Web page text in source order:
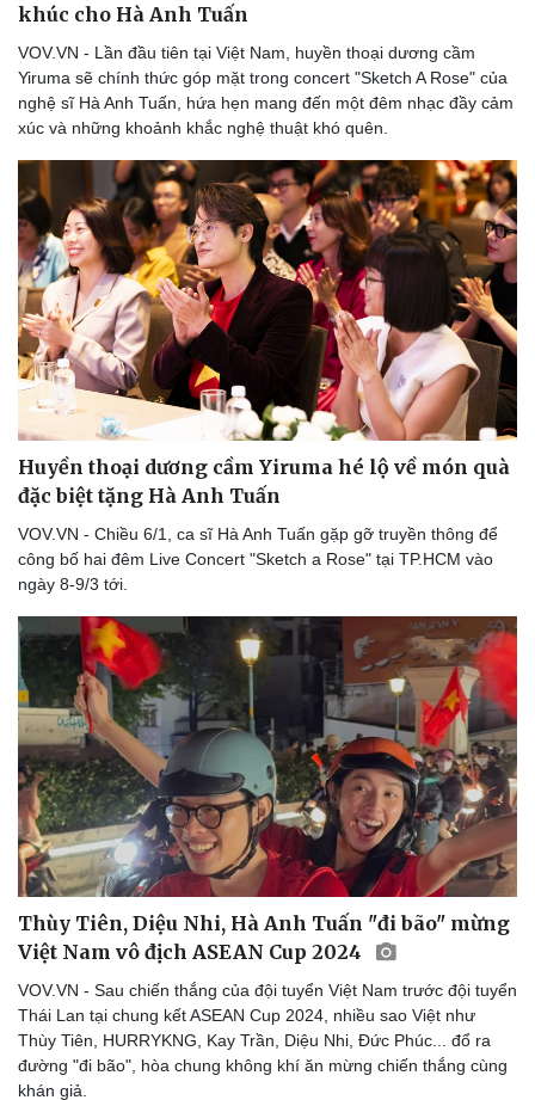
Du lịch
Tư vấn
Săn Tour
Podcast
Câu chuyện thời sự
Cửa sổ tình yêu
Kể chuyện cho bé
Hạt giống tâm hồn
khúc cho Hà Anh Tuấn
VOV.VN - Lần đầu tiên tại Việt Nam, huyền thoại dương cầm
Yiruma sẽ chính thức góp mặt trong concert "Sketch A Rose" của
nghệ sĩ Hà Anh Tuấn, hứa hẹn mang đến một đêm nhạc đầy cảm
xúc và những khoảnh khắc nghệ thuật khó quên.
Huyền thoại dương cầm Yiruma hé lộ về món quà
đặc biệt tặng Hà Anh Tuấn
VOV.VN - Chiều 6/1, ca sĩ Hà Anh Tuấn gặp gỡ truyền thông để
công bố hai đêm Live Concert "Sketch a Rose" tại TP.HCM vào
ngày 8-9/3 tới.
Thùy Tiên, Diệu Nhi, Hà Anh Tuấn "đi bão" mừng
Việt Nam vô địch ASEAN Cup 2024
VOV.VN - Sau chiến thắng của đội tuyển Việt Nam trước đội tuyển
Thái Lan tại chung kết ASEAN Cup 2024, nhiều sao Việt như
Thùy Tiên, HURRYKNG, Kay Trần, Diệu Nhi, Đức Phúc... đổ ra
đường "đi bão", hòa chung không khí ăn mừng chiến thắng cùng
khán giả.